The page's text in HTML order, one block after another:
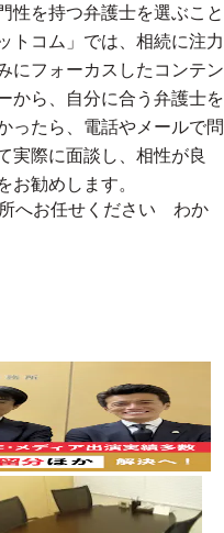
性を持つ弁護士を選ぶこと
トコム」では、相続に注力
にフォーカスしたコンテン
から、自分に合う弁護士を
ったら、電話やメールで問
実際に面談し、相性が良
お勧めします。
へお任せください わか